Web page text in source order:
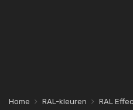
Home RAL-kleuren RAL